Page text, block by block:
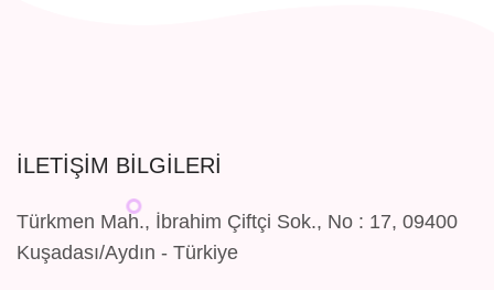
İLETIŞIM BILGILERI
Türkmen Mah., İbrahim Çiftçi Sok., No : 17, 09400
Kuşadası/Aydın - Türkiye